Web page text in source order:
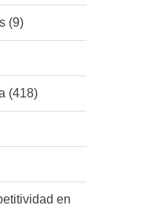
(9)
(418)
en